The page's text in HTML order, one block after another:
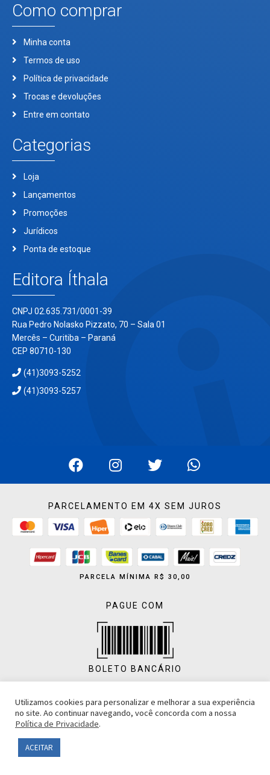
Como comprar
Minha conta
Termos de uso
Política de privacidade
Trocas e devoluções
Entre em contato
Categorias
Loja
Lançamentos
Promoções
Jurídicos
Ponta de estoque
Editora Íthala
CNPJ 02.635.731/0001-39
Rua Pedro Nolasko Pizzato, 70 – Sala 01
Mercês – Curitiba – Paraná
CEP 80710-130
(41)3093-5252
(41)3093-5257
PARCELAMENTO EM 4X SEM JUROS
PARCELA MÍNIMA R$ 30,00
PAGUE COM
BOLETO BANCÁRIO
Utilizamos cookies para personalizar e melhorar a sua experiência
no site. Ao continuar navegando, você concorda com a nossa
Política de Privacidade.
ACEITAR